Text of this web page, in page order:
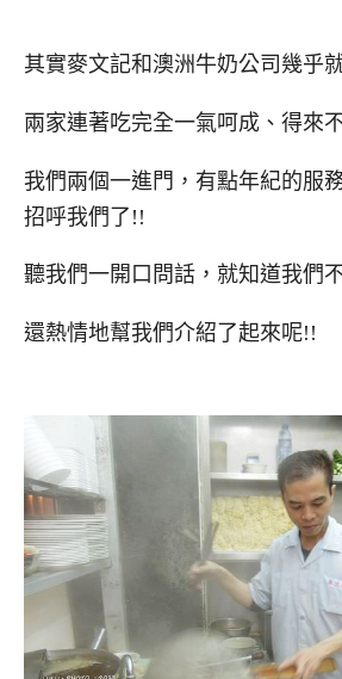
其實麥文記和澳洲牛奶公司幾乎
兩家連著吃完全一氣呵成、得來
我們兩個一進門，有點年紀的服
招呼我們了!!
聽我們一開口問話，就知道我們
還熱情地幫我們介紹了起來呢!!